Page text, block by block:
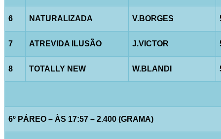
6 NATURALIZADA V.BORGES
7 ATREVIDA ILUSÃO J.VICTOR
8 TOTALLY NEW W.BLANDI
6º PÁREO – ÀS 17:57 – 2.400 (GRAMA)